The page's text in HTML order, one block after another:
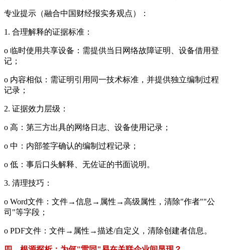
专业提示（融合中国财经报实务观点）：
1. 合理解释的证据标准：
o 临时使用共享设备：需提供当日网络故障证明、设备借用登
记；
o 内容相似：需证明引用同一技术标准，并提供独立编制过程
记录；
2. 证据效力层级：
o 高：第三方出具的网络日志、设备使用记录；
o 中：内部签字确认的编制过程记录；
o 低：事后口头解释、无佐证的书面说明。
3. 清理技巧：
o Word文件：文件→信息→属性→高级属性，清除"作者""公
司"等字段；
o PDF文件：文件→属性→描述/自定义，清除创建者信息。